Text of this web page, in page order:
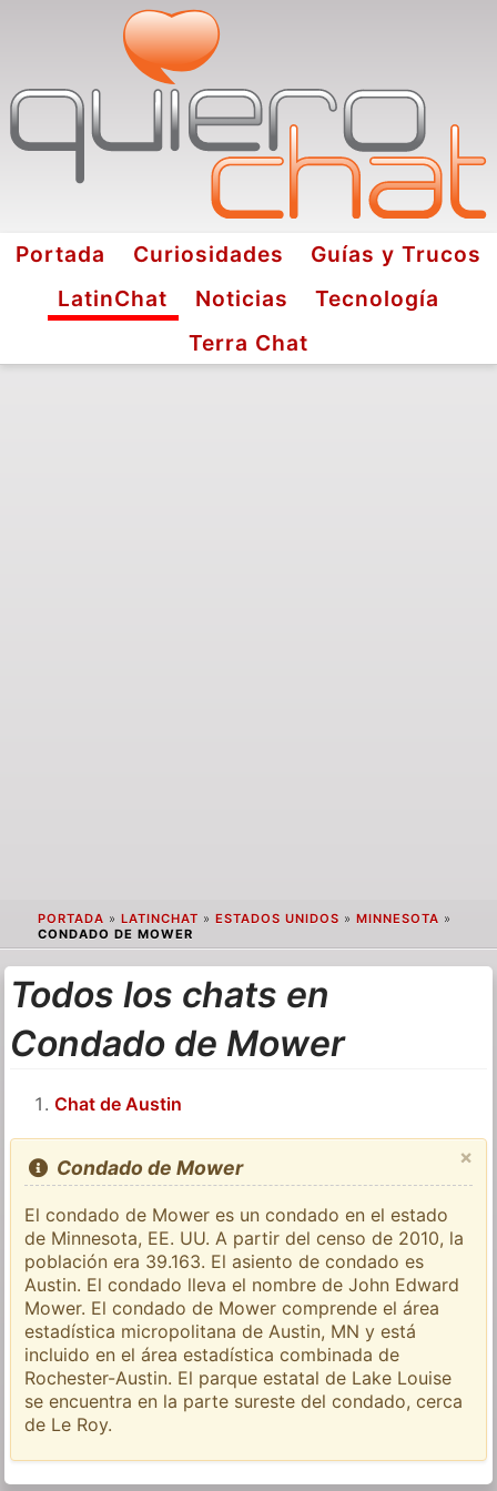
Portada Curiosidades
Guías y Trucos
LatinChat
Noticias
Tecnología
Terra Chat
PORTADA » LATINCHAT » ESTADOS UNIDOS » MINNESOTA »
CONDADO DE MOWER
Todos los chats en
Condado de Mower
Chat de Austin
×
Condado de Mower
El condado de Mower es un condado en el estado
de Minnesota, EE. UU. A partir del censo de 2010, la
población era 39.163. El asiento de condado es
Austin. El condado lleva el nombre de John Edward
Mower. El condado de Mower comprende el área
estadística micropolitana de Austin, MN y está
incluido en el área estadística combinada de
Rochester-Austin. El parque estatal de Lake Louise
se encuentra en la parte sureste del condado, cerca
de Le Roy.